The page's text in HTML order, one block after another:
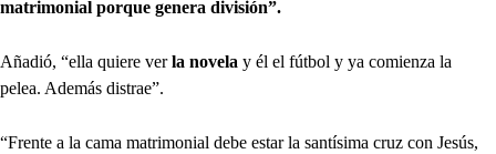
matrimonial porque genera división”.
Añadió, “ella quiere verla novela y él el fútbol y ya comienza la
pelea. Además distrae”.
“Frente a la cama matrimonial debe estar la santísima cruz con Jesús,